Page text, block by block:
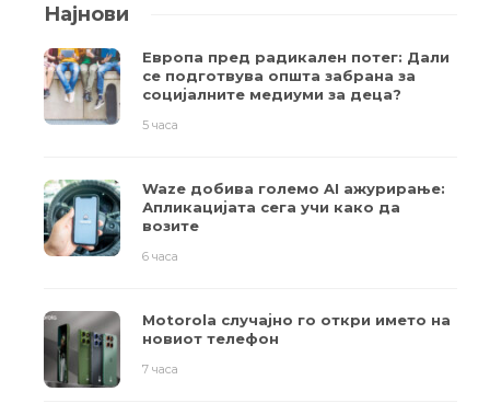
Најнови
Европа пред радикален потег: Дали
се подготвува општа забрана за
социјалните медиуми за деца?
5 часа
Waze добива големо AI ажурирање:
Апликацијата сега учи како да
возите
6 часа
Motorola случајно го откри името на
новиот телефон
7 часа